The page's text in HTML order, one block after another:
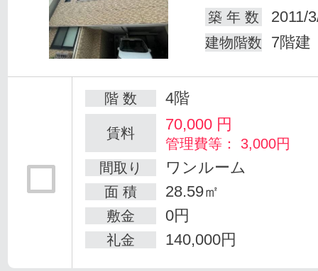
築 年 数
2011/
建物階数 7階建
階 数 4階
賃料 70,000 円
管理費等： 3,000円
間取り
ワンルーム
面 積 28.59㎡
敷金 0円
礼金 140,000円